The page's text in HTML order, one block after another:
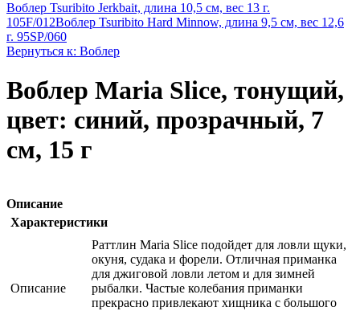
Воблер Tsuribito Jerkbait, длина 10,5 см, вес 13 г.
105F/012Воблер Tsuribito Hard Minnow, длина 9,5 см, вес 12,6
г. 95SP/060
Вернуться к: Воблер
Воблер Maria Slice, тонущий,
цвет: синий, прозрачный, 7
см, 15 г
Описание
Характеристики
Описание
Раттлин Maria Slice подойдет для ловли щуки,
окуня, судака и форели. Отличная приманка
для джиговой ловли летом и для зимней
рыбалки. Частые колебания приманки
прекрасно привлекают хищника с большого